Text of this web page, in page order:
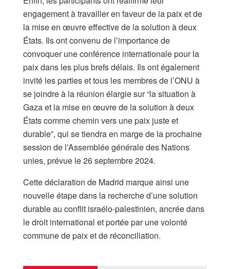
engagement à travailler en faveur de la paix et de
la mise en œuvre effective de la solution à deux
États. Ils ont convenu de l’importance de
convoquer une conférence internationale pour la
paix dans les plus brefs délais. Ils ont également
invité les parties et tous les membres de l’ONU à
se joindre à la réunion élargie sur “la situation à
Gaza et la mise en œuvre de la solution à deux
États comme chemin vers une paix juste et
durable”, qui se tiendra en marge de la prochaine
session de l’Assemblée générale des Nations
unies, prévue le 26 septembre 2024.
Cette déclaration de Madrid marque ainsi une
nouvelle étape dans la recherche d’une solution
durable au conflit israélo-palestinien, ancrée dans
le droit international et portée par une volonté
commune de paix et de réconciliation.